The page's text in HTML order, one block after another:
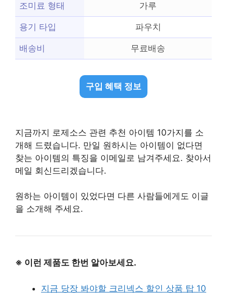
조미료 형태 가루
용기 타입 파우치
배송비 무료배송
구입 혜택 정보
지금까지 로제소스 관련 추천 아이템 10가지를 소
개해 드렸습니다. 만일 원하시는 아이템이 없다면
찾는 아이템의 특징을 이메일로 남겨주세요. 찾아서
메일 회신드리겠습니다.
원하는 아이템이 있었다면 다른 사람들에게도 이글
을 소개해 주세요.
※ 이런 제품도 한번 알아보세요.
지금 당장 봐야할 크리넥스 할인 상품 탑 10